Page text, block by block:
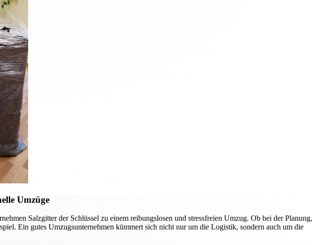
Umzüge
Salzgitter der Schlüssel zu einem reibungslosen und stressfreien Umzug. Ob bei der Planung,
Ein gutes Umzugsunternehmen kümmert sich nicht nur um die Logistik, sondern auch um die